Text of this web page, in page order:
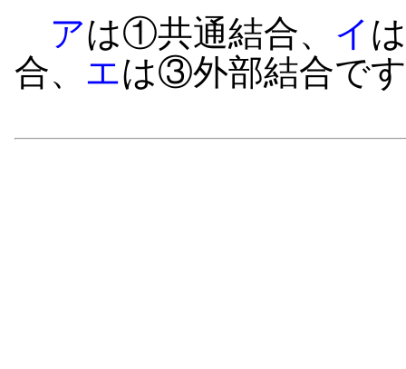
アは①共通結合、 イ
合、 エは③外部結合で